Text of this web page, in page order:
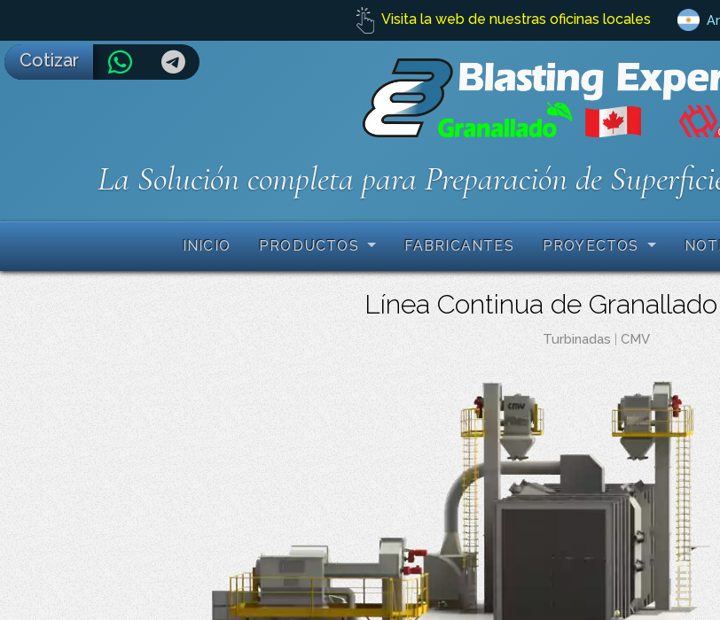
Visita la web de nuestras oficinas locales
La Solución completa para Preparación de
INICIO PRODUCTOS FABRICANTES PROYECTOS
Línea Continua de
Turbinadas | CMV
Cotizar